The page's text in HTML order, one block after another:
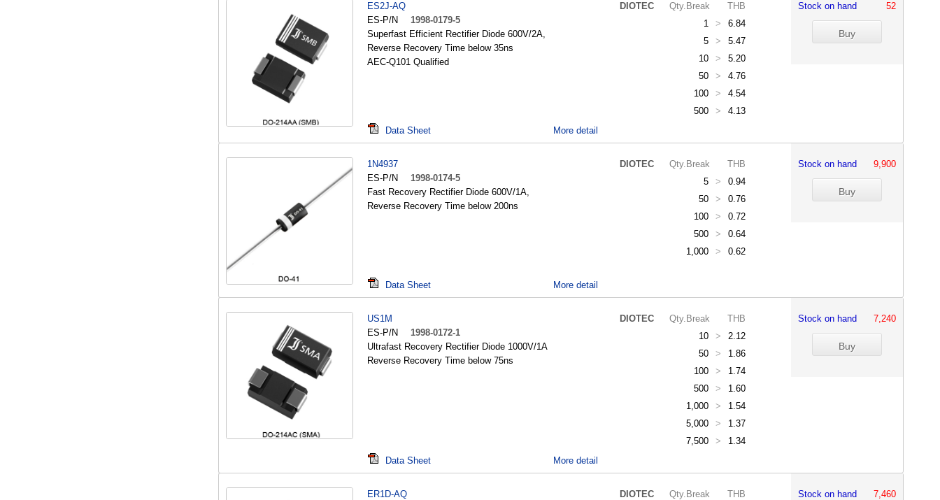
ES2J-AQ
DIOTEC
ES-P/N
1998-0179-5
Superfast Efficient Rectifier Diode 600V/2A,
Reverse Recovery Time below 35ns
AEC-Q101 Qualified
Qty.Break
THB
1
>
6.84
5
>
5.47
10
>
5.20
50
>
4.76
100
>
4.54
500
> 4.13
Stock on hand 52
Data Sheet More detail
1N4937
DIOTEC
ES-P/N
1998-0174-5
Fast Recovery Rectifier Diode 600V/1A,
Reverse Recovery Time below 200ns
Qty.Break
THB
5
>
0.94
50
>
0.76
100
>
0.72
500
>
0.64
1,000
> 0.62
Stock on hand 9,900
Data Sheet More detail
US1M
DIOTEC
ES-P/N
1998-0172-1
Ultrafast Recovery Rectifier Diode 1000V/1A
Reverse Recovery Time below 75ns
Qty.Break
THB
10
>
2.12
50
>
1.86
100
>
1.74
500
>
1.60
1,000
>
1.54
5,000
>
1.37
7,500
> 1.34
Stock on hand 7,240
Data Sheet More detail
ER1D-AQ
DIOTEC
Qty.Break
THB
Stock on hand 7,460